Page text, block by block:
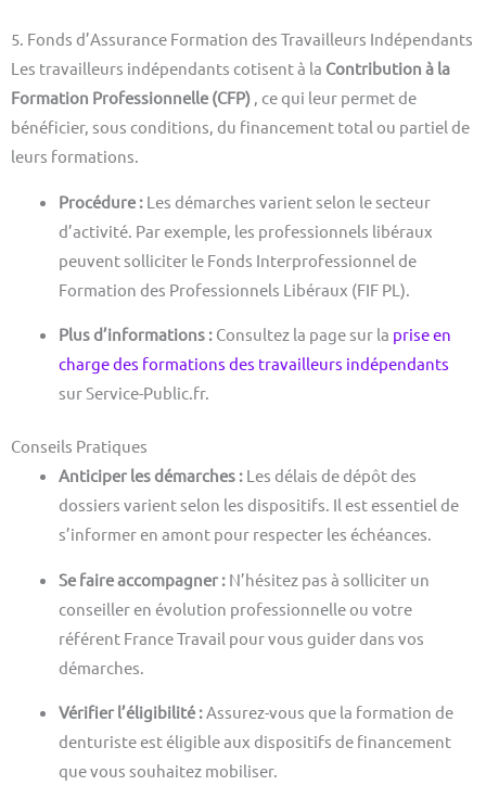
5. Fonds d’Assurance Formation des Travailleurs Indépendants
Les travailleurs indépendants cotisent à la Contribution à la
Formation Professionnelle (CFP) , ce qui leur permet de
bénéficier, sous conditions, du financement total ou partiel de
leurs formations.
Procédure : Les démarches varient selon le secteur
d’activité. Par exemple, les professionnels libéraux
peuvent solliciter le Fonds Interprofessionnel de
Formation des Professionnels Libéraux (FIF PL).
Plus d’informations : Consultez la page sur la prise en
charge des formations des travailleurs indépendants
sur Service-Public.fr.
Conseils Pratiques
Anticiper les démarches : Les délais de dépôt des
dossiers varient selon les dispositifs. Il est essentiel de
s’informer en amont pour respecter les échéances.
Se faire accompagner : N’hésitez pas à solliciter un
conseiller en évolution professionnelle ou votre
référent France Travail pour vous guider dans vos
démarches.
Vérifier l’éligibilité :Assurez-vous que la formation de
denturiste est éligible aux dispositifs de financement
que vous souhaitez mobiliser.